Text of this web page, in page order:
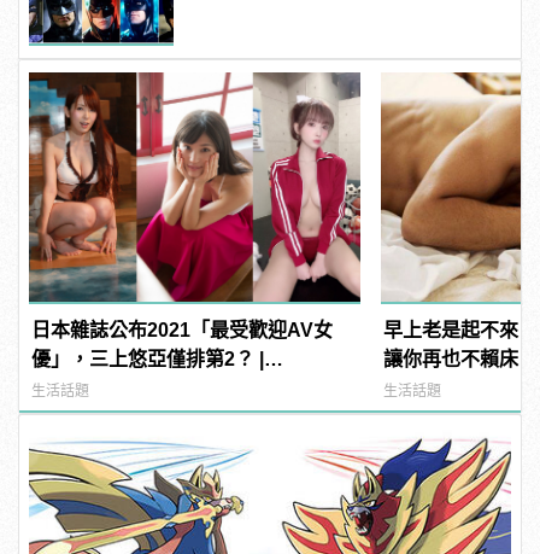
日本雜誌公布2021「最受歡迎AV女
優」，三上悠亞僅排第2？ |
manfashion這樣變型男
生活話題
早上老是起不來
讓你再也不賴床！
生活話題